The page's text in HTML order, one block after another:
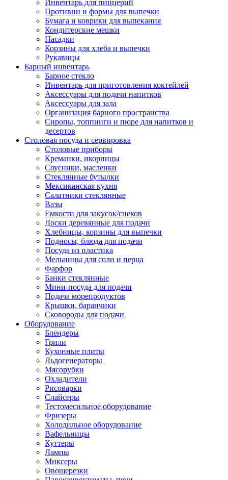
Инвентарь для пиццерий
Противни и формы для выпечки
Бумага и коврики для выпекания
Кондитерские мешки
Насадки
Корзины для хлеба и выпечки
Рукавицы
Барный инвентарь
Барное стекло
Инвентарь для приготовления коктейлей
Аксессуары для подачи напитков
Аксессуары для зала
Организация барного пространства
Сиропы, топпинги и пюре для напитков и
десертов
Столовая посуда и сервировка
Столовые приборы
Креманки, икорницы
Соусники, масленки
Стеклянные бутылки
Мексиканская кухня
Салатники стеклянные
Вазы
Емкости для закусок/снеков
Доски деревянные для подачи
Хлебницы, корзины для выпечки
Подносы, блюда для подачи
Посуда из пластика
Мельницы для соли и перца
Фарфор
Банки стеклянные
Мини-посуда для подачи
Подача морепродуктов
Крышки, баранчики
Сковороды для подачи
Оборудование
Блендеры
Грили
Кухонные плиты
Льдогенераторы
Мясорубки
Охладители
Рисоварки
Слайсеры
Тестомесильное оборудование
Фризеры
Холодильное оборудование
Вафельницы
Куттеры
Лампы
Миксеры
Овощерезки